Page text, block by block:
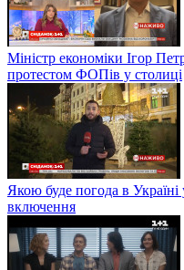
Міністр економіки Ігор
протестом ФОПів у столиці
Якою буде погода в
включення